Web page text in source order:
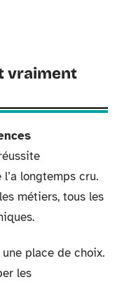
vraiment
longtemps cru.
métiers, tous les
place de choix.
les